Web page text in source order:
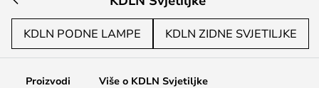
KDLN PODNE LAMPE KDLN ZIDNE SVJETILJKE
Proizvodi Više o KDLN Svjetiljke